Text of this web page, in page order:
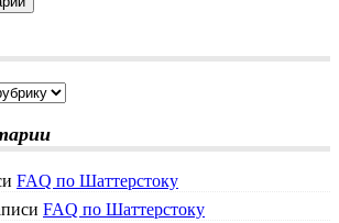
FAQ по Шаттерстоку
FAQ по Шаттерстоку